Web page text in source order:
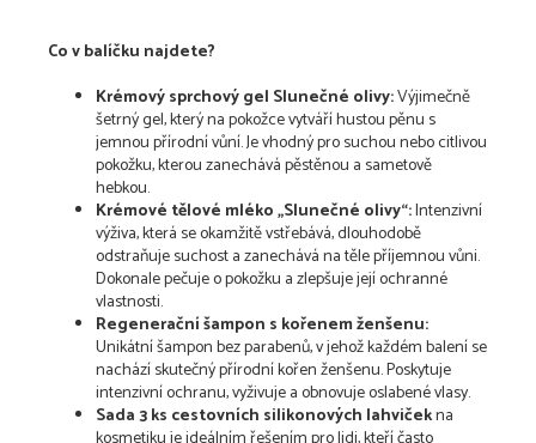
Co v balíčku najdete?
Krémový sprchový gel Slunečné olivy:Výjimečně
šetrný gel, který na pokožce vytváří hustou pěnu s
jemnou přírodní vůní. Je vhodný pro suchou nebo citlivou
pokožku, kterou zanechává pěstěnou a sametově
hebkou.
Krémové tělové mléko „Slunečné olivy“:Intenzivní
výživa, která se okamžitě vstřebává, dlouhodobě
odstraňuje suchost a zanechává na těle příjemnou vůni.
Dokonale pečuje o pokožku a zlepšuje její ochranné
vlastnosti.
Regenerační šampon s kořenem ženšenu:
Unikátní šampon bez parabenů, v jehož každém balení se
nachází skutečný přírodní kořen ženšenu. Poskytuje
intenzivní ochranu, vyživuje a obnovuje oslabené vlasy.
Sada 3 ks cestovních silikonových lahvičekna